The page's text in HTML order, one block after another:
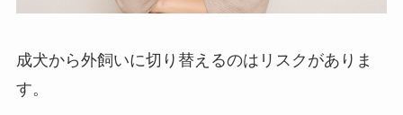
成犬から外飼いに切り替えるのはリスクがありま
す。